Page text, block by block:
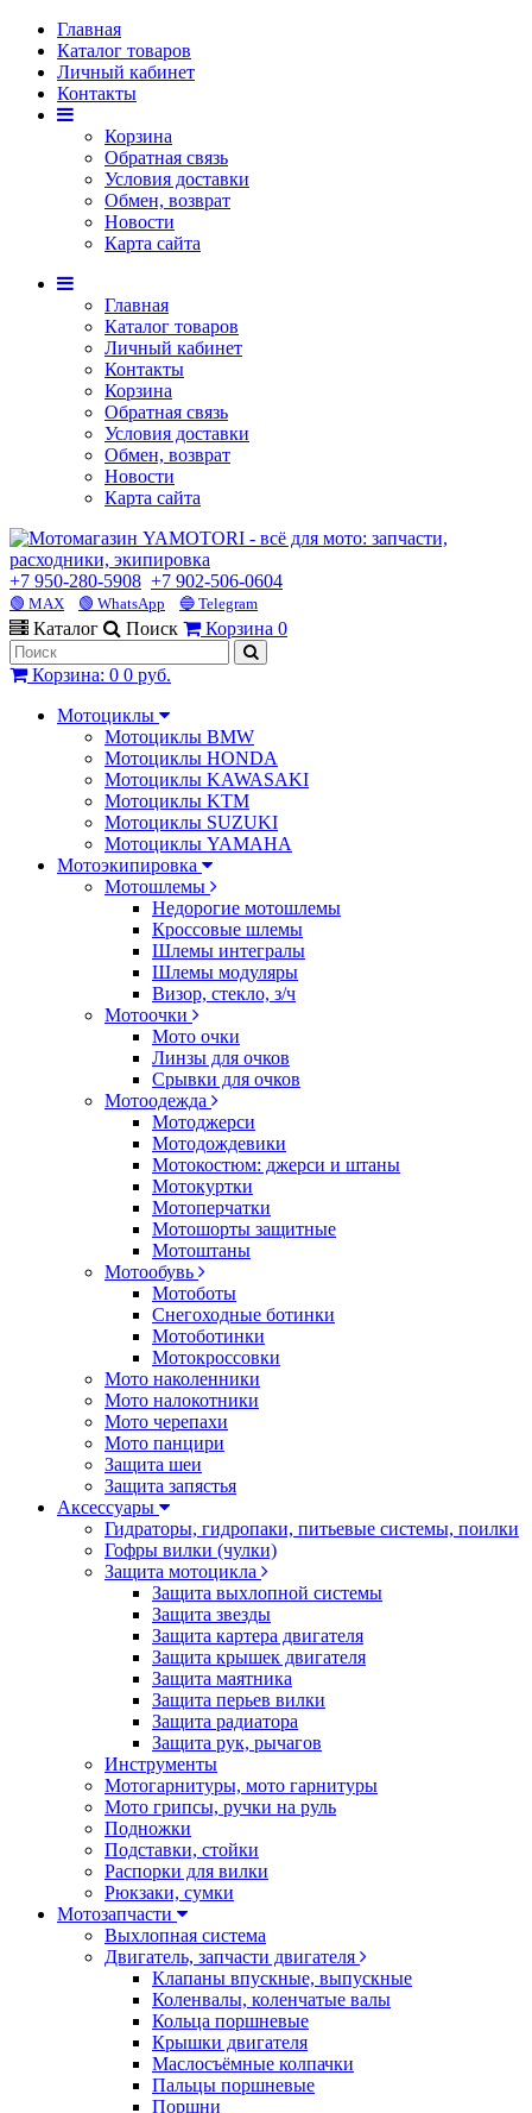
Главная
Каталог товаров
Личный кабинет
Контакты
Корзина
Обратная связь
Условия доставки
Обмен, возврат
Новости
Карта сайта
Главная
Каталог товаров
Личный кабинет
Контакты
Корзина
Обратная связь
Условия доставки
Обмен, возврат
Новости
Карта сайта
+7 950-280-5908 +7 902-506-0604
🟢 MAX 🟢 WhatsApp 🔵 Telegram
Каталог Поиск Корзина 0
Корзина: 0 0 руб.
Мотоциклы
Мотоциклы BMW
Мотоциклы HONDA
Мотоциклы KAWASAKI
Мотоциклы KTM
Мотоциклы SUZUKI
Мотоциклы YAMAHA
Мотоэкипировка
Мотошлемы
Недорогие мотошлемы
Кроссовые шлемы
Шлемы интегралы
Шлемы модуляры
Визор, стекло, з/ч
Мотоочки
Мото очки
Линзы для очков
Срывки для очков
Мотоодежда
Мотоджерси
Мотодождевики
Мотокостюм: джерси и штаны
Мотокуртки
Мотоперчатки
Мотошорты защитные
Мотоштаны
Мотообувь
Мотоботы
Снегоходные ботинки
Мотоботинки
Мотокроссовки
Мото наколенники
Мото налокотники
Мото черепахи
Мото панцири
Защита шеи
Защита запястья
Аксессуары
Гидраторы, гидропаки, питьевые системы, поилки
Гофры вилки (чулки)
Защита мотоцикла
Защита выхлопной системы
Защита звезды
Защита картера двигателя
Защита крышек двигателя
Защита маятника
Защита перьев вилки
Защита радиатора
Защита рук, рычагов
Инструменты
Мотогарнитуры, мото гарнитуры
Мото грипсы, ручки на руль
Подножки
Подставки, стойки
Распорки для вилки
Рюкзаки, сумки
Мотозапчасти
Выхлопная система
Двигатель, запчасти двигателя
Клапаны впускные, выпускные
Коленвалы, коленчатые валы
Кольца поршневые
Крышки двигателя
Маслосъёмные колпачки
Пальцы поршневые
Поршни